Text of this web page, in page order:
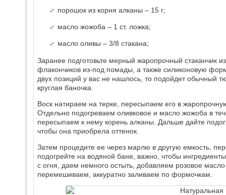
порошок из корня алканы – 15 г;
масло жожоба – 1 ст. ложка;
масло оливы – 3/8 стакана;
Заранее подготовьте мерный жаропрочный стаканчик
флакончиков из-под помады, а также силиконовую
двух позиций у вас не нашлось, то подойдет обычный
круглая баночка.
Воск натираем на терке, пересыпаем его в
Отдельно подогреваем оливковое и масло жожоба в
пересыпаем к нему корень алканы. Дальше дайте
чтобы она приобрела оттенок.
Затем процедите ее через марлю в другую емкость,
подогрейте на водяной бане, важно, чтобы
с огня, даем немного остыть, добавляем розовое
перемешиваем, аккуратно заливаем по формочкам.